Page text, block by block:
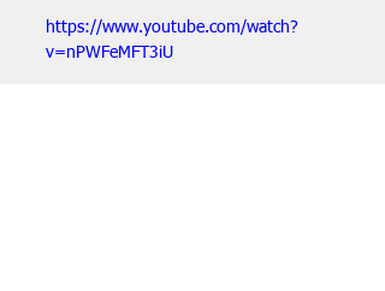
https://www.youtube.com/watch?
v=nPWFeMFT3iU